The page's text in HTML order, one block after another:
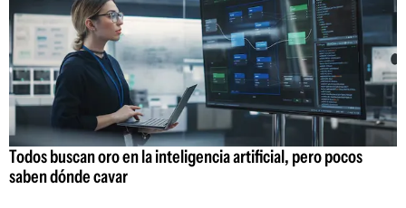
Todos buscan oro en la inteligencia artificial, pero pocos
saben dónde cavar